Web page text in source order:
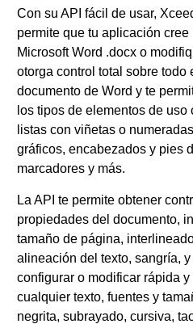
Con su API fácil de usar,
permite que tu aplicación
Microsoft Word .docx o
otorga control total sobre todo
documento de Word y te
los tipos de elementos de uso
listas con viñetas o
gráficos, encabezados y pies
marcadores y más.
La API te permite obtener
propiedades del documento,
tamaño de página,
alineación del texto, sangría,
configurar o modificar rápida
cualquier texto, fuentes y
negrita, subrayado, cursiva,